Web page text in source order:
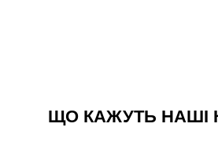
ЩО КАЖУТЬ НАШІ